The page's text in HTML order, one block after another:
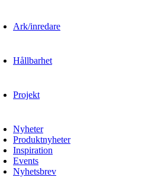
Ark/inredare
Hållbarhet
Projekt
Nyheter
Produktnyheter
Inspiration
Events
Nyhetsbrev